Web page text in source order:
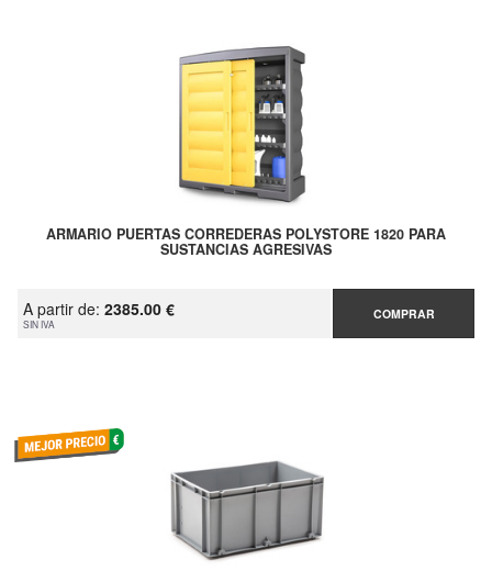
ARMARIO PUERTAS CORREDERAS POLYSTORE 1820 PARA
SUSTANCIAS AGRESIVAS
A partir de: 2385.00 €
SIN IVA
COMPRAR